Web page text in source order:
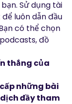
Sử dụng tài
luôn dẫn đầu
có thể chọn
podcasts,đồ
thắng của
những bài
đầy tham